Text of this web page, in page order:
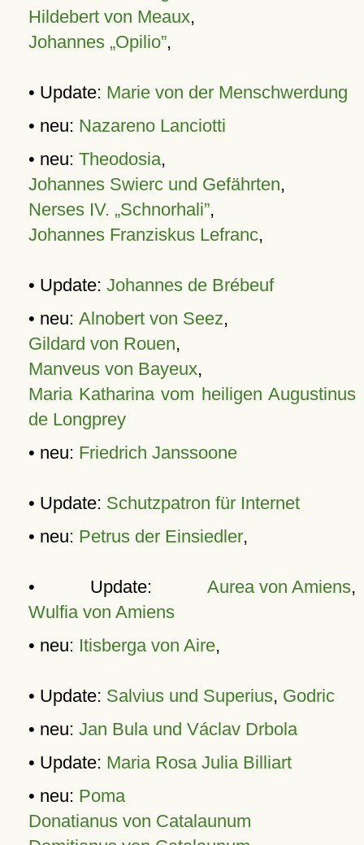
Hildebert von Meaux,
Johannes „Opilio”,
• Update: Marie von der Menschwerdung
• neu: Nazareno Lanciotti
• neu: Theodosia,
Johannes Swierc und Gefährten,
Nerses IV. „Schnorhali”,
Johannes Franziskus Lefranc,
• Update: Johannes de Brébeuf
• neu: Alnobert von Seez,
Gildard von Rouen,
Manveus von Bayeux,
Maria Katharina vom heiligen Augustinus
de Longprey
• neu: Friedrich Janssoone
• Update: Schutzpatron für Internet
• neu: Petrus der Einsiedler,
• Update: Aurea von Amiens,
Wulfia von Amiens
• neu: Itisberga von Aire,
• Update: Salvius und Superius, Godric
• neu: Jan Bula und Václav Drbola
• Update: Maria Rosa Julia Billiart
• neu: Poma
Donatianus von Catalaunum